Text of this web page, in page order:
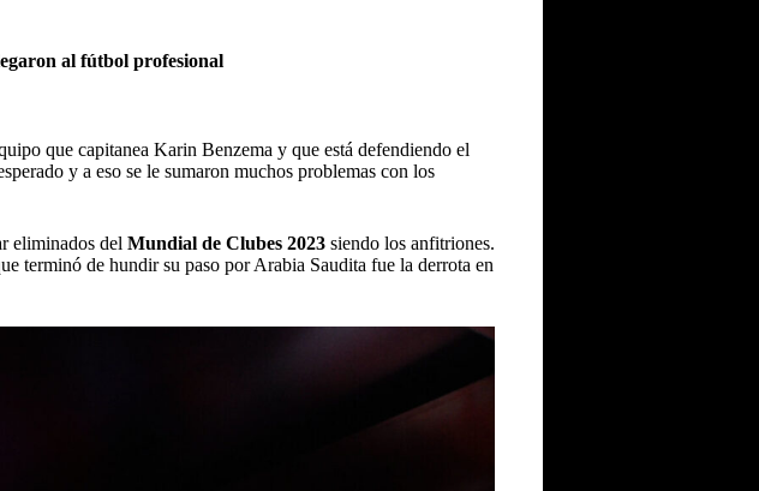
al fútbol profesional
que capitanea Karin Benzema y que está defendiendo el
y a eso se le sumaron muchos problemas con los
eliminados del Mundial de Clubes 2023 siendo los anfitriones.
terminó de hundir su paso por Arabia Saudita fue la derrota en